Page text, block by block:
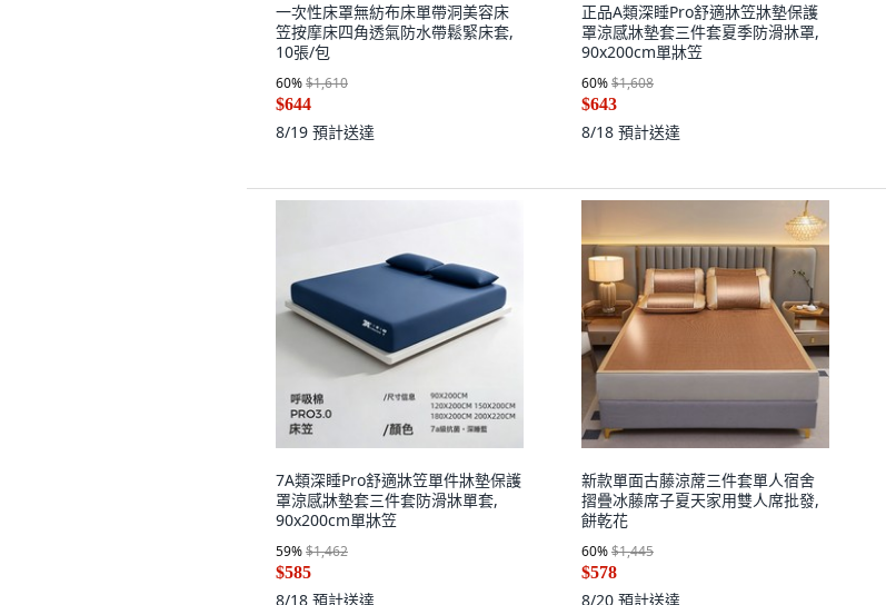
一次性床罩無紡布床單帶洞美容床
笠按摩床四角透氣防水帶鬆緊床套,
10張/包
60%$1,610
$644
8/19 預計送達
正品A類深睡Pro舒適牀笠牀墊保護
罩涼感牀墊套三件套夏季防滑牀罩,
90x200cm單牀笠
60%$1,608
$643
8/18 預計送達
7A類深睡Pro舒適牀笠單件牀墊保護
罩涼感牀墊套三件套防滑牀單套,
90x200cm單牀笠
59%$1,462
$585
8/18 預計送達
新款單面古藤涼蓆三件套單人宿舍
摺疊冰藤席子夏天家用雙人席批發,
餅乾花
60%$1,445
$578
8/20 預計送達